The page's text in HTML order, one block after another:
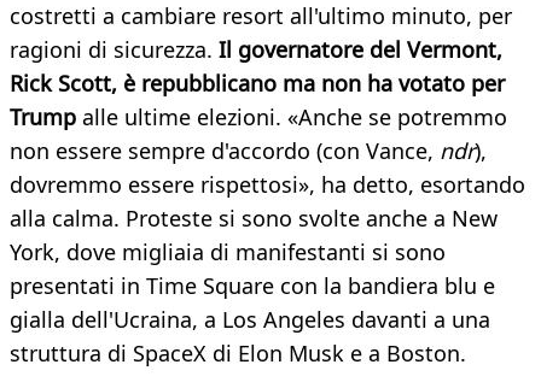
costretti a cambiare resort all'ultimo minuto, per
ragioni di sicurezza. Il governatore del Vermont,
Rick Scott, è repubblicano ma non ha votato per
Trump alle ultime elezioni. «Anche se potremmo
non essere sempre d'accordo (con Vance, ndr),
dovremmo essere rispettosi», ha detto, esortando
alla calma. Proteste si sono svolte anche a New
York, dove migliaia di manifestanti si sono
presentati in Time Square con la bandiera blu e
gialla dell'Ucraina, a Los Angeles davanti a una
struttura di SpaceX di Elon Musk e a Boston.